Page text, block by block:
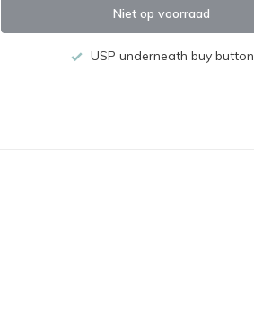
Niet op voorraad
USP underneath buy button